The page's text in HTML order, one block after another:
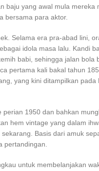
baju yang awal mula mereka
bersama para aktor.
Selama era pra-abad lini,
idola masa lalu. Kandi
babi, sehingga jalan bola
pertama kali bakal tahun
yang kini ditampilkan pada
1950 dan bahkan
hem vintage yang dalam
Basis dari amuk
pertandingan.
untuk membelanjakan